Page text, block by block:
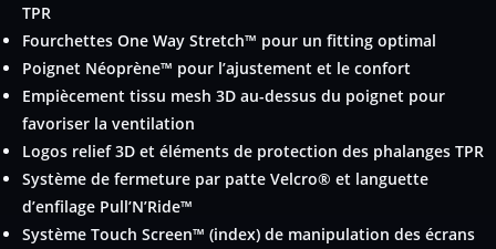
TPR
Fourchettes One Way Stretch™ pour un fitting optimal
Poignet Néoprène™ pour l’ajustement et le confort
Empiècement tissu mesh 3D au-dessus du poignet pour
favoriser la ventilation
Logos relief 3D et éléments de protection des phalanges TPR
Système de fermeture par patte Velcro® et languette
d’enfilage Pull’N’Ride™
Système Touch Screen™ (index) de manipulation des écrans